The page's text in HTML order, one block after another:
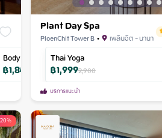
Massage - Office
60นาที
Body Scrub
฿1,840
Plant Day Spa
PloenChit Tower B• เพลินจิต - นานา
Thai Yoga
฿1,9992,900
บริการแนะนำ